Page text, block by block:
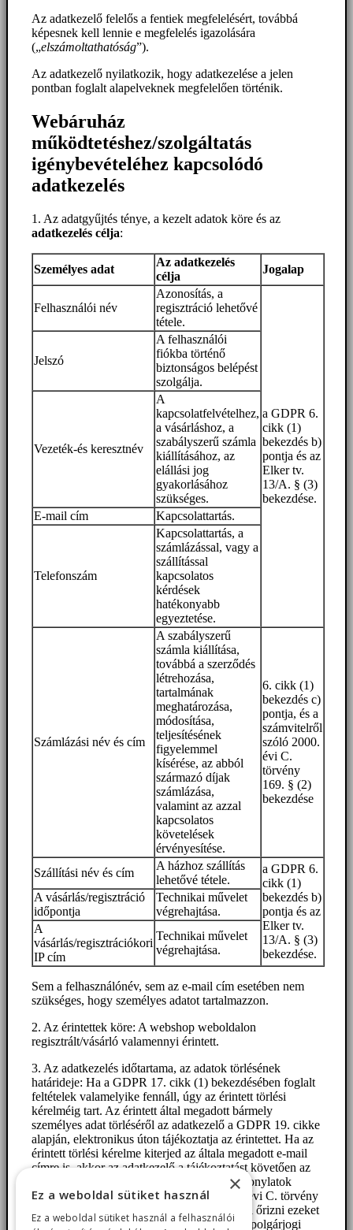
Az adatkezelő felelős a fentiek megfelelésért, továbbá
képesnek kell lennie e megfelelés igazolására
(„elszámoltathatóság”).
Az adatkezelő nyilatkozik, hogy adatkezelése a jelen
pontban foglalt alapelveknek megfelelően történik.
Webáruház
működtetéshez/szolgáltatás
igénybevételéhez kapcsolódó
adatkezelés
1. Az adatgyűjtés ténye, a kezelt adatok köre és az
adatkezelés célja:
Személyes adat
Az adatkezelés
célja
Jogalap
Felhasználói név
Azonosítás, a
regisztráció lehetővé
tétele.
a GDPR 6.
cikk (1)
bekezdés b)
pontja és az
Elker tv.
13/A. § (3)
bekezdése.
Jelszó
A felhasználói
fiókba történő
biztonságos belépést
szolgálja.
Vezeték-és keresztnév
A
kapcsolatfelvételhez,
a vásárláshoz, a
szabályszerű számla
kiállításához, az
elállási jog
gyakorlásához
szükséges.
E-mail cím
Kapcsolattartás.
Telefonszám
Kapcsolattartás, a
számlázással, vagy a
szállítással
kapcsolatos
kérdések
hatékonyabb
egyeztetése.
Számlázási név és cím
A szabályszerű
számla kiállítása,
továbbá a szerződés
létrehozása,
tartalmának
meghatározása,
módosítása,
teljesítésének
figyelemmel
kísérése, az abból
származó díjak
számlázása,
valamint az azzal
kapcsolatos
követelések
érvényesítése.
6. cikk (1)
bekezdés c)
pontja, és a
számvitelről
szóló 2000.
évi C.
törvény
169. § (2)
bekezdése
Szállítási név és cím
A házhoz szállítás
lehetővé tétele.
a GDPR 6.
cikk (1)
bekezdés b)
pontja és az
Elker tv.
13/A. § (3)
bekezdése.
A vásárlás/regisztráció
időpontja
Technikai művelet
végrehajtása.
A
vásárlás/regisztrációkori
IP cím
Technikai művelet
végrehajtása.
Sem a felhasználónév, sem az e-mail cím esetében nem
szükséges, hogy személyes adatot tartalmazzon.
2. Az érintettek köre: A webshop weboldalon
regisztrált/vásárló valamennyi érintett.
3. Az adatkezelés időtartama, az adatok törlésének
határideje: Ha a GDPR 17. cikk (1) bekezdésében foglalt
feltételek valamelyike fennáll, úgy az érintett törlési
kérelméig tart. Az érintett által megadott bármely
személyes adat törléséről az adatkezelő a GDPR 19. cikke
alapján, elektronikus úton tájékoztatja az érintettet. Ha az
érintett törlési kérelme kiterjed az általa megadott e-mail
címre is, akkor az adatkezelő a tájékoztatást követően az
e-mail címet is törli. Kivéve a számviteli bizonylatok
esetében, hiszen a számvitelről szóló 2000. évi C. törvény
169. § (2) bekezdése alapján 8 évig meg kell őrizni ezeket
az adatokat. Az érintett szerződéses adatai a polgárjogi
×
Ez a weboldal sütiket használ
Ez a weboldal sütiket használ a felhasználói